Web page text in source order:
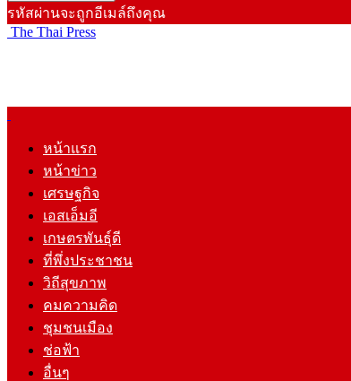
รหัสผ่านจะถูกอีเมล์ถึงคุณ
The Thai Press
หน้าแรก
หน้าข่าว
เศรษฐกิจ
เอสเอ็มอี
เกษตรพันธุ์ดี
ที่พึ่งประชาชน
วิถีสุขภาพ
คมความคิด
ชุมชนเมือง
ช่อฟ้า
อื่นๆ